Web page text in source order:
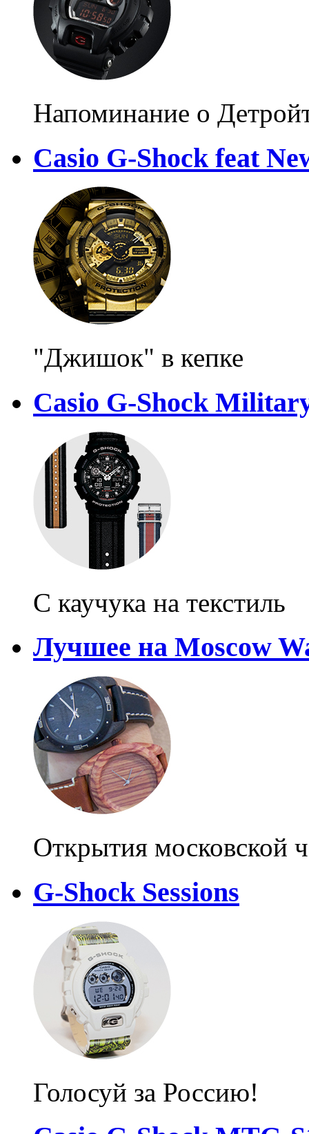
Напоминание о
Casio G-Shock feat
"Джишок" в кепке
Casio G-Shock
С каучука на текстиль
Лучшее на Moscow
Открытия московской
G-Shock Sessions
Голосуй за Россию!